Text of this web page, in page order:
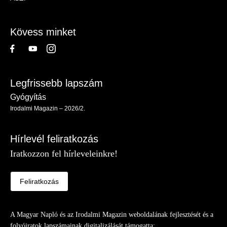
Kövess minket
Legfrissebb lapszám
Gyógyítás
Irodalmi Magazin – 2026/2.
Hírlevél feliratkozás
Iratkozzon fel hírleveleinkre!
Feliratkozás
A Magyar Napló és az Irodalmi Magazin weboldalának fejlesztését és a